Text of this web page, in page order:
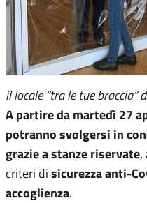
il locale “tra le tue braccia”
A partire da martedì 27
potranno svolgersi in
grazie a stanze riservate,
criteri di sicurezza anti-
accoglienza.